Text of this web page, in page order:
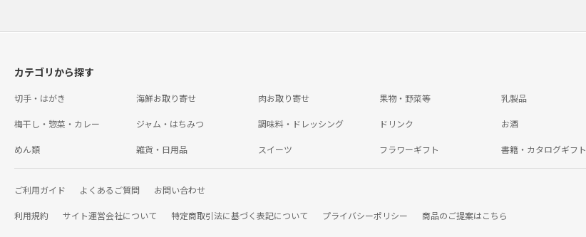
カテゴリから探す
切手・はがき 海鮮お取り寄せ 肉お取り寄せ 果物・野菜等 乳製品
梅干し・惣菜・カレー ジャム・はちみつ 調味料・ドレッシング ドリンク お酒
めん類 雑貨・日用品 スイーツ フラワーギフト 書籍・カタログギフト
ご利用ガイド よくあるご質問 お問い合わせ
利用規約 サイト運営会社について 特定商取引法に基づく表記について プライバシーポリシー 商品のご提案はこちら